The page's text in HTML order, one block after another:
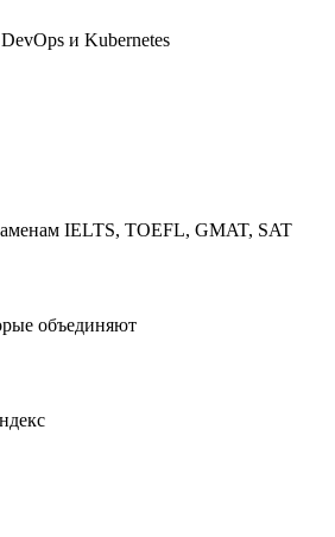
и Kubernetes
IELTS, TOEFL, GMAT, SAT
объединяют